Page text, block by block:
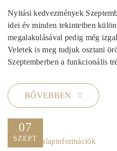
Nyitási kedvezmények
idei év minden tekintetben
megalakulásával pedig még
Veletek is meg tudjuk osztani
Szeptemberben a funkcionális
BŐVEBBEN
07
SZEPT